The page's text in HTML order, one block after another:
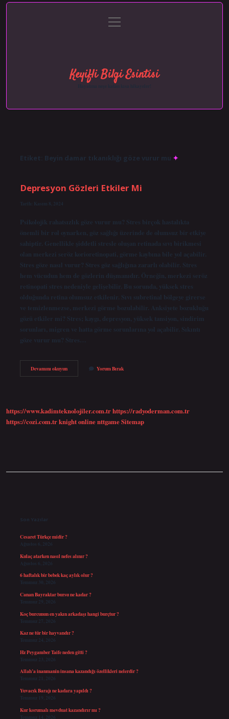
Gizlilik Politikası
menüyü
aç
Keyifli Bilgi Esintisi
Hayatına neşe katan kısa hikayeler!
Etiket: Beyin damar tıkanıklığı göze vurur mu
Depresyon Gözleri Etkiler Mi
Tarih: Kasım 8, 2024
Psikolojik rahatsızlık göze vurur mu? Stres birçok hastalıkta
önemli bir rol oynarken, göz sağlığı üzerinde de olumsuz bir etkiye
sahiptir. Genellikle şiddetli stresle oluşan retinada sıvı birikmesi
olan merkezi seröz korioretinopati, görme kaybına bile yol açabilir.
Stres göze nasıl vurur? Stres göz sağlığına zararlı olabilir. Stres
hem vücudun hem de gözlerin düşmanıdır. Örneğin, merkezi seröz
retinopati stres nedeniyle gelişebilir. Bu sorunda, yüksek stres
olduğunda retina olumsuz etkilenir. Sıvı subretinal bölgeye girerse
ve temizlenmezse, merkezi görme bozulabilir. Anksiyete bozukluğu
gözü etkiler mi? Stres; kaygı, depresyon, yüksek tansiyon, sindirim
sorunları, migren ve hatta görme sorunlarına yol açabilir. Sıkıntı
göze vurur mu? Stres…
Devamını okuyunDepresyon
Gözleri
Yorum Bırak
https://www.kadimteknolojiler.com.trhttps://radyoderman.com.tr
https://cozi.com.trknight onlinenttgameSitemap
Son Yazılar
Cesaret Türkçe midir ?
Ağustos 6, 2026
Kulaç atarken nasıl nefes alınır ?
Ağustos 6, 2026
6 haftalık bir bebek kaç aylık olur ?
Temmuz 30, 2026
Canan Bayraktar bursu ne kadar ?
Temmuz 29, 2026
Koç burcunun en yakın arkadaşı hangi burçtur ?
Temmuz 27, 2026
Kaz ne tür bir hayvandır ?
Temmuz 24, 2026
Hz Peygamber Taife neden gitti ?
Temmuz 23, 2026
Allah’a inanmanin insana kazandığı özellikleri nelerdir ?
Temmuz 21, 2026
Yuvacık Barajı ne kadara yapıldı ?
Temmuz 19, 2026
Kur korumalı mevduat kazandırır mı ?
Temmuz 14, 2026